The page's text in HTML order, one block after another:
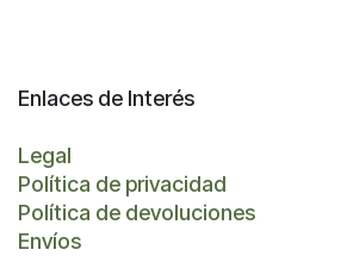
Enlaces de Interés
Legal
Política de privacidad
Política de devoluciones
Envíos